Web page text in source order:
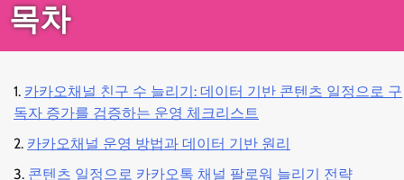
목차
카카오채널 친구 수 늘리기: 데이터 기반 콘텐츠 일정으로 구
독자 증가를 검증하는 운영 체크리스트
카카오채널 운영 방법과 데이터 기반 원리
콘텐츠 일정으로 카카오톡 채널 팔로워 늘리기 전략